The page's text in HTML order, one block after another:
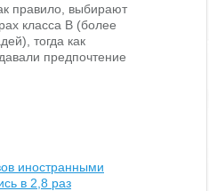
правило, выбирают
класса В (более
тогда как
предпочтение
иностранными
в 2,8 раз